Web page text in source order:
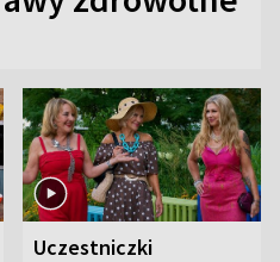
Uczestniczki